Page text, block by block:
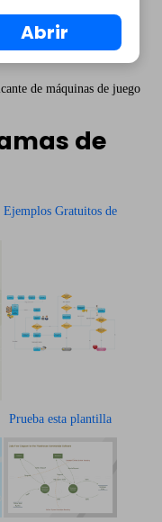
de máquinas de juego
de
Ejemplos Gratuitos de
Prueba esta plantilla
Abrir